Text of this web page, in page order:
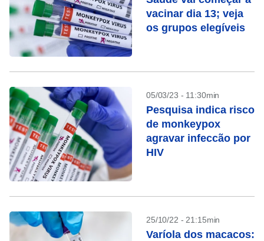
vacinar dia 13; veja
os grupos elegíveis
05/03/23 - 11:30min
Pesquisa indica risco
de monkeypox
agravar infeccão por
HIV
25/10/22 - 21:15min
Varíola dos macacos: